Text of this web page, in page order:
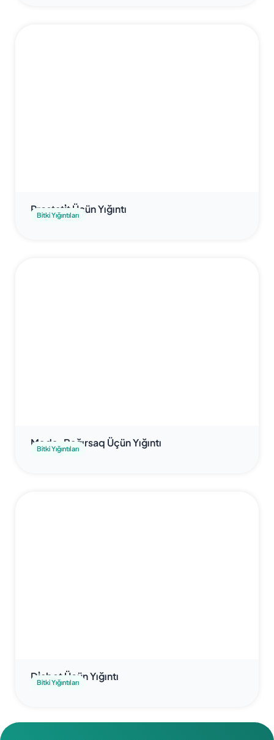
Prostati̇t Üçün Yığıntı
Bitki Yığıntıları
Mədə-Bağırsaq Üçün Yığıntı
Bitki Yığıntıları
Di̇abet Üçün Yığıntı
Bitki Yığıntıları